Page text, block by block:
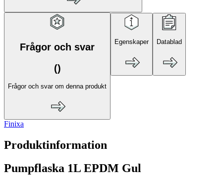
Frågor och svar
()
Frågor och svar om denna produkt
Egenskaper Datablad
Finixa
Produktinformation
Pumpflaska 1L EPDM Gul